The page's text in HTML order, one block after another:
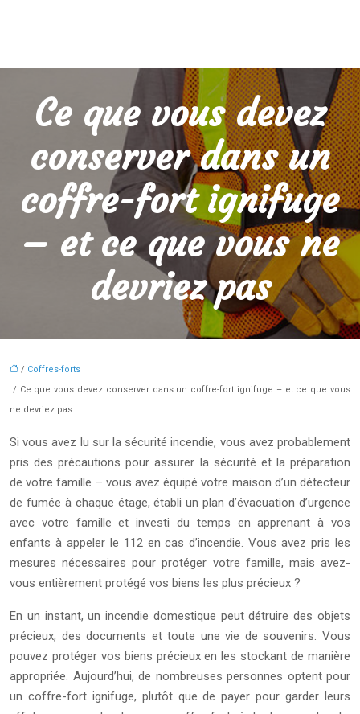
Ce que vous devez
conserver dans un
coffre-fort ignifuge
– et ce que vous ne
devriez pas
/ Coffres-forts
/ Ce que vous devez conserver dans un coffre-fort ignifuge – et ce que vous
ne devriez pas
Si vous avez lu sur la sécurité incendie, vous avez probablement
pris des précautions pour assurer la sécurité et la préparation
de votre famille – vous avez équipé votre maison d’un détecteur
de fumée à chaque étage, établi un plan d’évacuation d’urgence
avec votre famille et investi du temps en apprenant à vos
enfants à appeler le 112 en cas d’incendie. Vous avez pris les
mesures nécessaires pour protéger votre famille, mais avez-
vous entièrement protégé vos biens les plus précieux ?
En un instant, un incendie domestique peut détruire des objets
précieux, des documents et toute une vie de souvenirs. Vous
pouvez protéger vos biens précieux en les stockant de manière
appropriée. Aujourd’hui, de nombreuses personnes optent pour
un coffre-fort ignifuge, plutôt que de payer pour garder leurs